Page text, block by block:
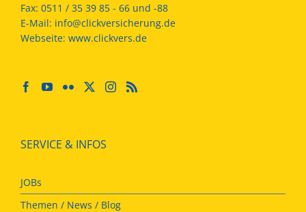
Fax: 0511 / 35 39 85 - 66 und -88
E-Mail: info@clickversicherung.de
Webseite: www.clickvers.de
SERVICE & INFOS
JOBs
Themen / News / Blog